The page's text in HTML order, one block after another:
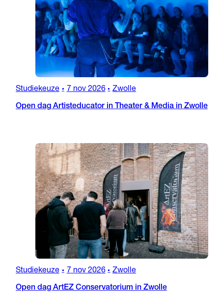
Studiekeuze • 7 nov 2026 • Zwolle
Open dag Artisteducator in Theater & Media in Zwolle
Studiekeuze • 7 nov 2026 • Zwolle
Open dag ArtEZ Conservatorium in Zwolle